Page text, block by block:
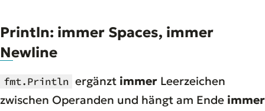
Println: immer Spaces, immer
Newline
fmt.Println ergänzt immer Leerzeichen
zwischen Operanden und hängt am Ende immer